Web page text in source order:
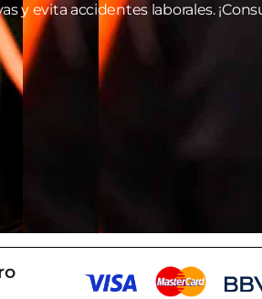
y evita accidentes laborales.